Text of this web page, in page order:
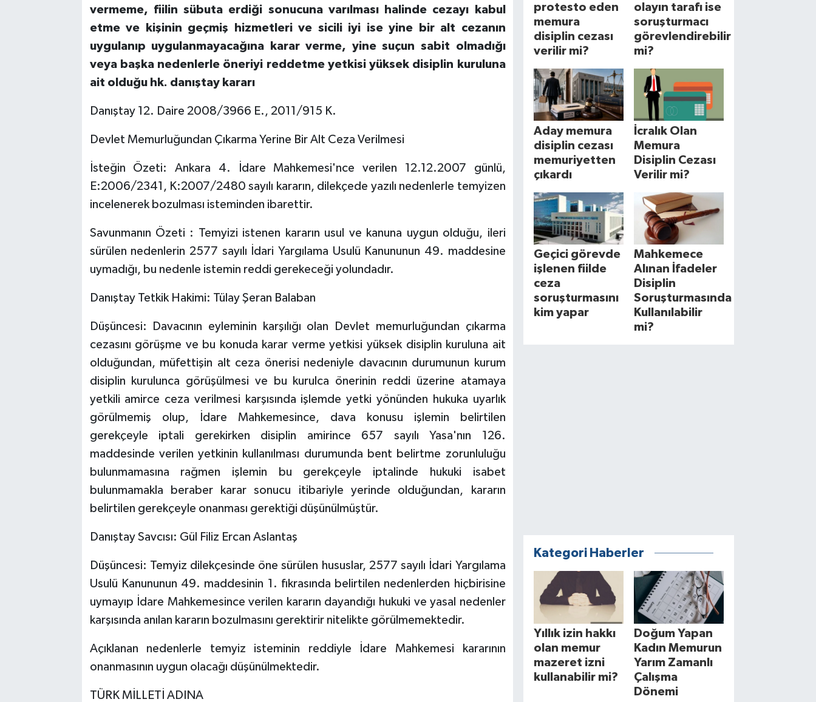
vermeme, fiilin sübuta erdiği sonucuna varılması halinde cezayı kabul
etme ve kişinin geçmiş hizmetleri ve sicili iyi ise yine bir alt cezanın
uygulanıp uygulanmayacağına karar verme, yine suçun sabit olmadığı
veya başka nedenlerle öneriyi reddetme yetkisi yüksek disiplin kuruluna
ait olduğu hk. danıştay kararı
Danıştay 12. Daire 2008/3966 E., 2011/915 K.
Devlet Memurluğundan Çıkarma Yerine Bir Alt Ceza Verilmesi
İsteğin Özeti: Ankara 4. İdare Mahkemesi'nce verilen 12.12.2007 günlü,
E:2006/2341, K:2007/2480 sayılı kararın, dilekçede yazılı nedenlerle temyizen
incelenerek bozulması isteminden ibarettir.
Savunmanın Özeti : Temyizi istenen kararın usul ve kanuna uygun olduğu, ileri
sürülen nedenlerin 2577 sayılı İdari Yargılama Usulü Kanununun 49. maddesine
uymadığı, bu nedenle istemin reddi gerekeceği yolundadır.
Danıştay Tetkik Hakimi: Tülay Şeran Balaban
Düşüncesi: Davacının eyleminin karşılığı olan Devlet memurluğundan çıkarma
cezasını görüşme ve bu konuda karar verme yetkisi yüksek disiplin kuruluna ait
olduğundan, müfettişin alt ceza önerisi nedeniyle davacının durumunun kurum
disiplin kurulunca görüşülmesi ve bu kurulca önerinin reddi üzerine atamaya
yetkili amirce ceza verilmesi karşısında işlemde yetki yönünden hukuka uyarlık
görülmemiş olup, İdare Mahkemesince, dava konusu işlemin belirtilen
gerekçeyle iptali gerekirken disiplin amirince 657 sayılı Yasa'nın 126.
maddesinde verilen yetkinin kullanılması durumunda bent belirtme zorunluluğu
bulunmamasına rağmen işlemin bu gerekçeyle iptalinde hukuki isabet
bulunmamakla beraber karar sonucu itibariyle yerinde olduğundan, kararın
belirtilen gerekçeyle onanması gerektiği düşünülmüştür.
Danıştay Savcısı: Gül Filiz Ercan Aslantaş
Düşüncesi: Temyiz dilekçesinde öne sürülen hususlar, 2577 sayılı İdari Yargılama
Usulü Kanununun 49. maddesinin 1. fıkrasında belirtilen nedenlerden hiçbirisine
uymayıp İdare Mahkemesince verilen kararın dayandığı hukuki ve yasal nedenler
karşısında anılan kararın bozulmasını gerektirir nitelikte görülmemektedir.
Açıklanan nedenlerle temyiz isteminin reddiyle İdare Mahkemesi kararının
onanmasının uygun olacağı düşünülmektedir.
TÜRK MİLLETİ ADINA
protesto eden
memura
disiplin cezası
verilir mi?
olayın tarafı ise
soruşturmacı
görevlendirebilir
mi?
Aday memura
disiplin cezası
memuriyetten
çıkardı
İcralık Olan
Memura
Disiplin Cezası
Verilir mi?
Geçici görevde
işlenen fiilde
ceza
soruşturmasını
kim yapar
Mahkemece
Alınan İfadeler
Disiplin
Soruşturmasında
Kullanılabilir
mi?
Kategori Haberler
Yıllık izin hakkı
olan memur
mazeret izni
kullanabilir mi?
Doğum Yapan
Kadın Memurun
Yarım Zamanlı
Çalışma
Dönemi